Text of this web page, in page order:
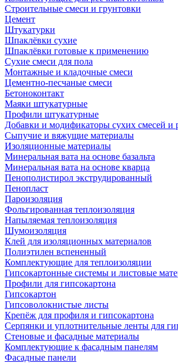
Строительные смеси и грунтовки
Цемент
Штукатурки
Шпаклёвки сухие
Шпаклёвки готовые к применению
Сухие смеси для пола
Монтажные и кладочные смеси
Цементно-песчаные смеси
Бетоноконтакт
Маяки штукатурные
Профили штукатурные
Добавки и модификаторы сухих смесей и
Сыпучие и вяжущие материалы
Изоляционные материалы
Минеральная вата на основе базальта
Минеральная вата на основе кварца
Пенополистирол экструдированный
Пенопласт
Пароизоляция
Фольгированная теплоизоляция
Напыляемая теплоизоляция
Шумоизоляция
Клей для изоляционных материалов
Полиэтилен вспененный
Комплектующие для теплоизоляции
Гипсокартонные системы и листовые
Профили для гипсокартона
Гипсокартон
Гипсоволокнистые листы
Крепёж для профиля и гипсокартона
Серпянки и уплотнительные ленты для
Стеновые и фасадные материалы
Комплектующие к фасадным панелям
Фасадные панели